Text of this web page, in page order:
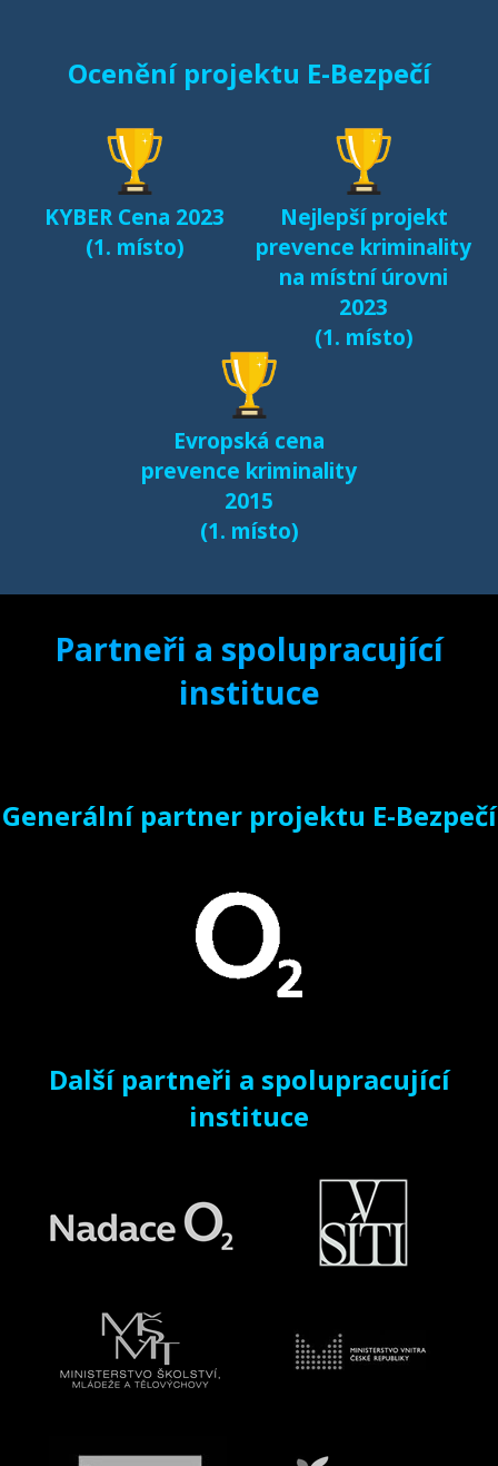
Ocenění projektu E-Bezpečí
KYBER Cena 2023
(1. místo)
Nejlepší projekt
prevence kriminality
na místní úrovni
2023
(1. místo)
Evropská cena
prevence kriminality
2015
(1. místo)
Partneři a spolupracující
instituce
Generální partner projektu E-Bezpečí
Další partneři a spolupracující
instituce